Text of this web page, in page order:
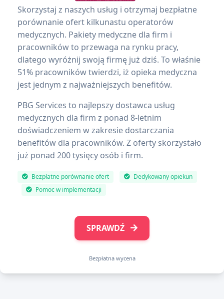
Skorzystaj z naszych usług i otrzymaj bezpłatne
porównanie ofert kilkunastu operatorów
medycznych. Pakiety medyczne dla firm i
pracowników to przewaga na rynku pracy,
dlatego wyróżnij swoją firmę już dziś. To właśnie
51% pracowników twierdzi, iż opieka medyczna
jest jednym z najważniejszych benefitów.
PBG Services to najlepszy dostawca usług
medycznych dla firm z ponad 8-letnim
doświadczeniem w zakresie dostarczania
benefitów dla pracowników. Z oferty skorzystało
już ponad 200 tysięcy osób i firm.
Bezpłatne porównanie ofert
Dedykowany opiekun
Pomoc w implementacji
SPRAWDŹ
Bezpłatna wycena